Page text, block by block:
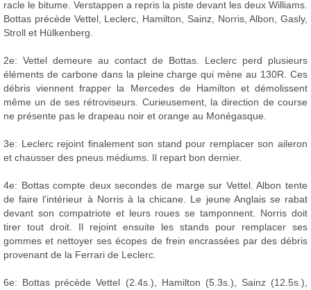
racle le bitume. Verstappen a repris la piste devant les deux Williams.
Bottas précède Vettel, Leclerc, Hamilton, Sainz, Norris, Albon, Gasly,
Stroll et Hülkenberg.
2e: Vettel demeure au contact de Bottas. Leclerc perd plusieurs
éléments de carbone dans la pleine charge qui mène au 130R. Ces
débris viennent frapper la Mercedes de Hamilton et démolissent
même un de ses rétroviseurs. Curieusement, la direction de course
ne présente pas le drapeau noir et orange au Monégasque.
3e: Leclerc rejoint finalement son stand pour remplacer son aileron
et chausser des pneus médiums. Il repart bon dernier.
4e: Bottas compte deux secondes de marge sur Vettel. Albon tente
de faire l'intérieur à Norris à la chicane. Le jeune Anglais se rabat
devant son compatriote et leurs roues se tamponnent. Norris doit
tirer tout droit. Il rejoint ensuite les stands pour remplacer ses
gommes et nettoyer ses écopes de frein encrassées par des débris
provenant de la Ferrari de Leclerc.
6e: Bottas précède Vettel (2.4s.), Hamilton (5.3s.), Sainz (12.5s.),